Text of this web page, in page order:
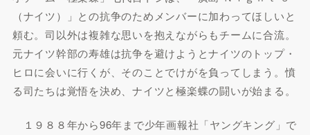
（ナイツ）」との抗争のためメンバーに加わってほしいと
頼む。司以外は複雑な思いを抱えながらもチームに合流。
元ナイツ幹部の寿雄は抗争を避けようとナイツのトップ・
ヒロに会いに行くが、そのことでけがを負ってしまう。憤
る司たちは覚悟を決め、ナイツと極楽蝶の闘いが始まる。
１９８８年から96年まで少年画報社「ヤングキング」で